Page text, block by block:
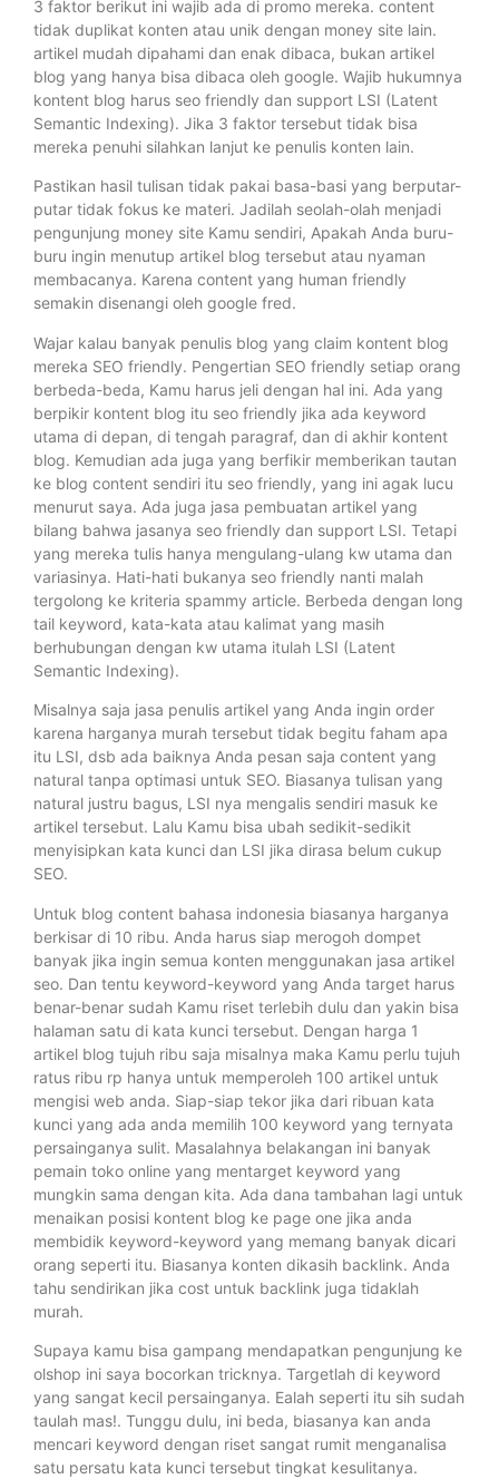
3 faktor berikut ini wajib ada di promo mereka. content
tidak duplikat konten atau unik dengan money site lain.
artikel mudah dipahami dan enak dibaca, bukan artikel
blog yang hanya bisa dibaca oleh google. Wajib hukumnya
kontent blog harus seo friendly dan support LSI (Latent
Semantic Indexing). Jika 3 faktor tersebut tidak bisa
mereka penuhi silahkan lanjut ke penulis konten lain.
Pastikan hasil tulisan tidak pakai basa-basi yang berputar-
putar tidak fokus ke materi. Jadilah seolah-olah menjadi
pengunjung money site Kamu sendiri, Apakah Anda buru-
buru ingin menutup artikel blog tersebut atau nyaman
membacanya. Karena content yang human friendly
semakin disenangi oleh google fred.
Wajar kalau banyak penulis blog yang claim kontent blog
mereka SEO friendly. Pengertian SEO friendly setiap orang
berbeda-beda, Kamu harus jeli dengan hal ini. Ada yang
berpikir kontent blog itu seo friendly jika ada keyword
utama di depan, di tengah paragraf, dan di akhir kontent
blog. Kemudian ada juga yang berfikir memberikan tautan
ke blog content sendiri itu seo friendly, yang ini agak lucu
menurut saya. Ada juga jasa pembuatan artikel yang
bilang bahwa jasanya seo friendly dan support LSI. Tetapi
yang mereka tulis hanya mengulang-ulang kw utama dan
variasinya. Hati-hati bukanya seo friendly nanti malah
tergolong ke kriteria spammy article. Berbeda dengan long
tail keyword, kata-kata atau kalimat yang masih
berhubungan dengan kw utama itulah LSI (Latent
Semantic Indexing).
Misalnya saja jasa penulis artikel yang Anda ingin order
karena harganya murah tersebut tidak begitu faham apa
itu LSI, dsb ada baiknya Anda pesan saja content yang
natural tanpa optimasi untuk SEO. Biasanya tulisan yang
natural justru bagus, LSI nya mengalis sendiri masuk ke
artikel tersebut. Lalu Kamu bisa ubah sedikit-sedikit
menyisipkan kata kunci dan LSI jika dirasa belum cukup
SEO.
Untuk blog content bahasa indonesia biasanya harganya
berkisar di 10 ribu. Anda harus siap merogoh dompet
banyak jika ingin semua konten menggunakan jasa artikel
seo. Dan tentu keyword-keyword yang Anda target harus
benar-benar sudah Kamu riset terlebih dulu dan yakin bisa
halaman satu di kata kunci tersebut. Dengan harga 1
artikel blog tujuh ribu saja misalnya maka Kamu perlu tujuh
ratus ribu rp hanya untuk memperoleh 100 artikel untuk
mengisi web anda. Siap-siap tekor jika dari ribuan kata
kunci yang ada anda memilih 100 keyword yang ternyata
persainganya sulit. Masalahnya belakangan ini banyak
pemain toko online yang mentarget keyword yang
mungkin sama dengan kita. Ada dana tambahan lagi untuk
menaikan posisi kontent blog ke page one jika anda
membidik keyword-keyword yang memang banyak dicari
orang seperti itu. Biasanya konten dikasih backlink. Anda
tahu sendirikan jika cost untuk backlink juga tidaklah
murah.
Supaya kamu bisa gampang mendapatkan pengunjung ke
olshop ini saya bocorkan tricknya. Targetlah di keyword
yang sangat kecil persainganya. Ealah seperti itu sih sudah
taulah mas!. Tunggu dulu, ini beda, biasanya kan anda
mencari keyword dengan riset sangat rumit menganalisa
satu persatu kata kunci tersebut tingkat kesulitanya.